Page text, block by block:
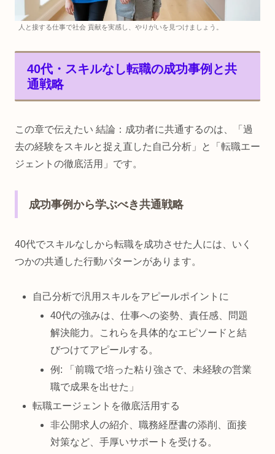
人と接する仕事で社会 貢献を実感し、やりがいを見つけましょう。
40代・スキルなし転職の成功事例と共
通戦略
この章で伝えたい 結論：成功者に共通するのは、「過
去の経験をスキルと捉え直した自己分析」と「転職エー
ジェントの徹底活用」です。
成功事例から学ぶべき共通戦略
40代でスキルなしから転職を成功させた人には、いく
つかの共通した行動パターンがあります。
自己分析で汎用スキルをアピールポイントに
40代の強みは、仕事への姿勢、責任感、問題
解決能力。これらを具体的なエピソードと結
びつけてアピールする。
例: 「前職で培った粘り強さで、未経験の営業
職で成果を出せた」
転職エージェントを徹底活用する
非公開求人の紹介、職務経歴書の添削、面接
対策など、手厚いサポートを受ける。